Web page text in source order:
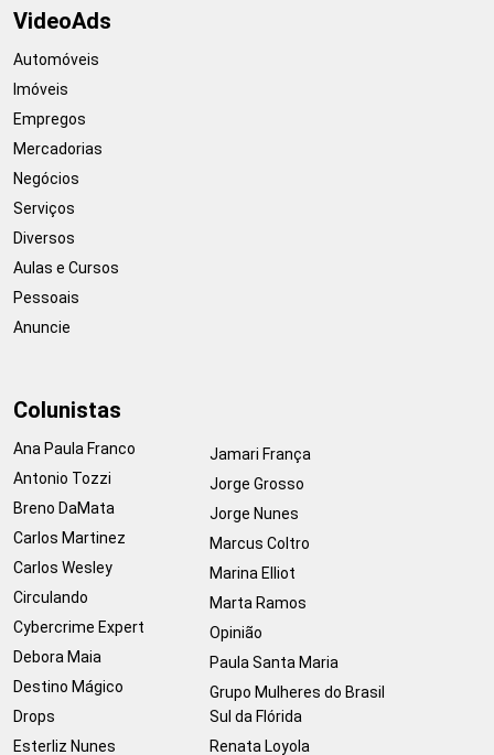
VideoAds
Automóveis
Imóveis
Empregos
Mercadorias
Negócios
Serviços
Diversos
Aulas e Cursos
Pessoais
Anuncie
Colunistas
Ana Paula Franco
Antonio Tozzi
Breno DaMata
Carlos Martinez
Carlos Wesley
Circulando
Cybercrime Expert
Debora Maia
Destino Mágico
Drops
Esterliz Nunes
Jamari França
Jorge Grosso
Jorge Nunes
Marcus Coltro
Marina Elliot
Marta Ramos
Opinião
Paula Santa Maria
Grupo Mulheres do Brasil
Sul da Flórida
Renata Loyola